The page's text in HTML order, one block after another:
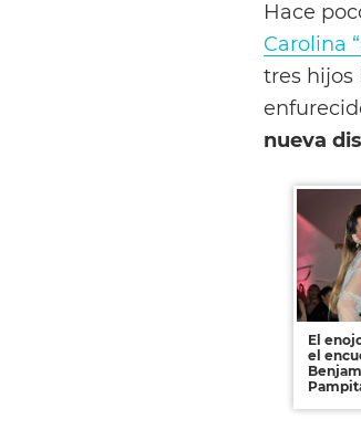
Hace
Carolina
tres hijos
nueva
El
el